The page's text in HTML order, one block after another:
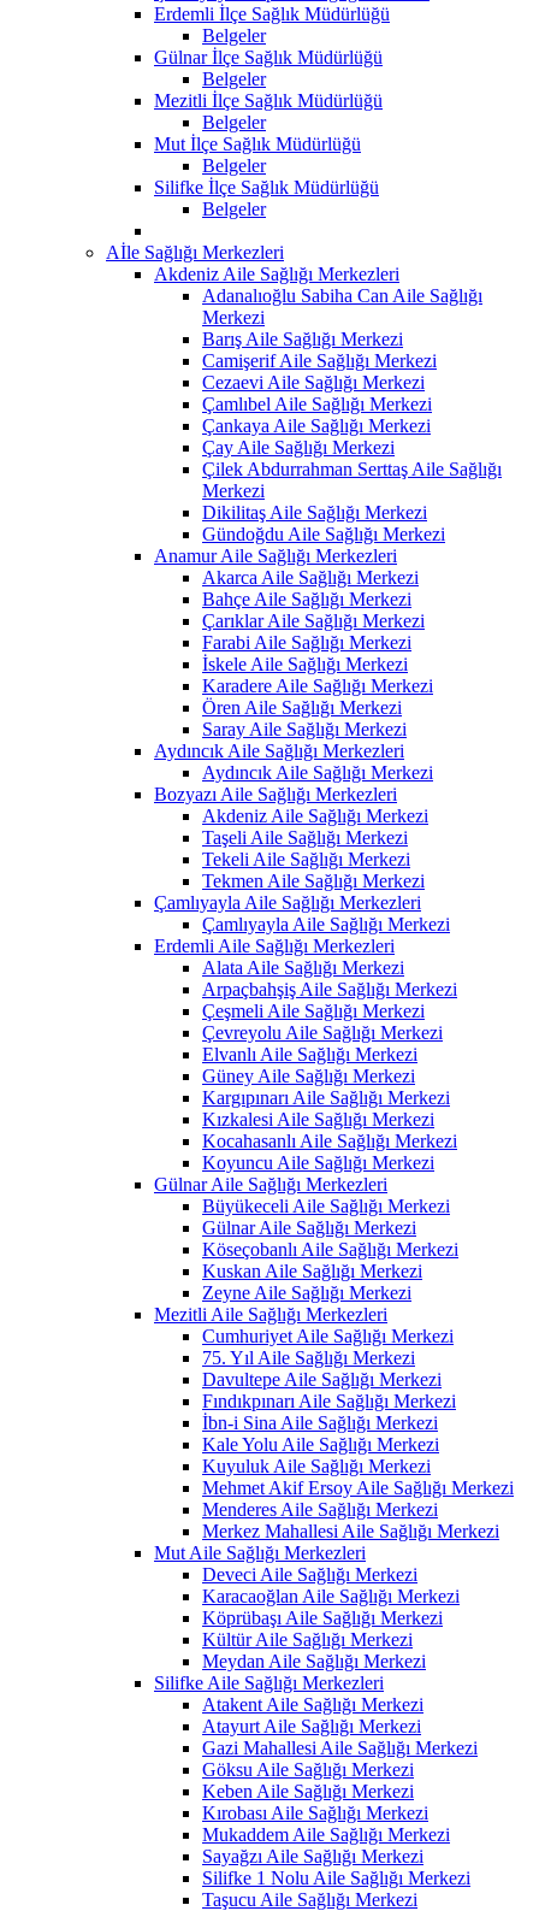
Erdemli İlçe Sağlık Müdürlüğü
Belgeler
Gülnar İlçe Sağlık Müdürlüğü
Belgeler
Mezitli İlçe Sağlık Müdürlüğü
Belgeler
Mut İlçe Sağlık Müdürlüğü
Belgeler
Silifke İlçe Sağlık Müdürlüğü
Belgeler
Aİle Sağlığı Merkezleri
Akdeniz Aile Sağlığı Merkezleri
Adanalıoğlu Sabiha Can Aile Sağlığı
Merkezi
Barış Aile Sağlığı Merkezi
Camişerif Aile Sağlığı Merkezi
Cezaevi Aile Sağlığı Merkezi
Çamlıbel Aile Sağlığı Merkezi
Çankaya Aile Sağlığı Merkezi
Çay Aile Sağlığı Merkezi
Çilek Abdurrahman Serttaş Aile Sağlığı
Merkezi
Dikilitaş Aile Sağlığı Merkezi
Gündoğdu Aile Sağlığı Merkezi
Anamur Aile Sağlığı Merkezleri
Akarca Aile Sağlığı Merkezi
Bahçe Aile Sağlığı Merkezi
Çarıklar Aile Sağlığı Merkezi
Farabi Aile Sağlığı Merkezi
İskele Aile Sağlığı Merkezi
Karadere Aile Sağlığı Merkezi
Ören Aile Sağlığı Merkezi
Saray Aile Sağlığı Merkezi
Aydıncık Aile Sağlığı Merkezleri
Aydıncık Aile Sağlığı Merkezi
Bozyazı Aile Sağlığı Merkezleri
Akdeniz Aile Sağlığı Merkezi
Taşeli Aile Sağlığı Merkezi
Tekeli Aile Sağlığı Merkezi
Tekmen Aile Sağlığı Merkezi
Çamlıyayla Aile Sağlığı Merkezleri
Çamlıyayla Aile Sağlığı Merkezi
Erdemli Aile Sağlığı Merkezleri
Alata Aile Sağlığı Merkezi
Arpaçbahşiş Aile Sağlığı Merkezi
Çeşmeli Aile Sağlığı Merkezi
Çevreyolu Aile Sağlığı Merkezi
Elvanlı Aile Sağlığı Merkezi
Güney Aile Sağlığı Merkezi
Kargıpınarı Aile Sağlığı Merkezi
Kızkalesi Aile Sağlığı Merkezi
Kocahasanlı Aile Sağlığı Merkezi
Koyuncu Aile Sağlığı Merkezi
Gülnar Aile Sağlığı Merkezleri
Büyükeceli Aile Sağlığı Merkezi
Gülnar Aile Sağlığı Merkezi
Köseçobanlı Aile Sağlığı Merkezi
Kuskan Aile Sağlığı Merkezi
Zeyne Aile Sağlığı Merkezi
Mezitli Aile Sağlığı Merkezleri
Cumhuriyet Aile Sağlığı Merkezi
75. Yıl Aile Sağlığı Merkezi
Davultepe Aile Sağlığı Merkezi
Fındıkpınarı Aile Sağlığı Merkezi
İbn-i Sina Aile Sağlığı Merkezi
Kale Yolu Aile Sağlığı Merkezi
Kuyuluk Aile Sağlığı Merkezi
Mehmet Akif Ersoy Aile Sağlığı Merkezi
Menderes Aile Sağlığı Merkezi
Merkez Mahallesi Aile Sağlığı Merkezi
Mut Aile Sağlığı Merkezleri
Deveci Aile Sağlığı Merkezi
Karacaoğlan Aile Sağlığı Merkezi
Köprübaşı Aile Sağlığı Merkezi
Kültür Aile Sağlığı Merkezi
Meydan Aile Sağlığı Merkezi
Silifke Aile Sağlığı Merkezleri
Atakent Aile Sağlığı Merkezi
Atayurt Aile Sağlığı Merkezi
Gazi Mahallesi Aile Sağlığı Merkezi
Göksu Aile Sağlığı Merkezi
Keben Aile Sağlığı Merkezi
Kırobası Aile Sağlığı Merkezi
Mukaddem Aile Sağlığı Merkezi
Sayağzı Aile Sağlığı Merkezi
Silifke 1 Nolu Aile Sağlığı Merkezi
Taşucu Aile Sağlığı Merkezi